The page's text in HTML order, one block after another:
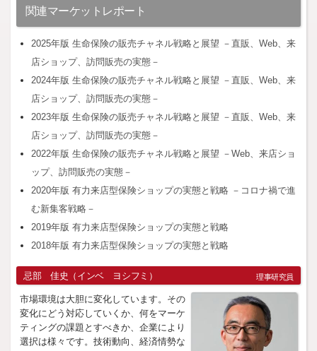
関連マーケットレポート
2025年版 生命保険の販売チャネル戦略と展望 －直販、Web、来
店ショップ、訪問販売の実態－
2024年版 生命保険の販売チャネル戦略と展望 －直販、Web、来
店ショップ、訪問販売の実態－
2023年版 生命保険の販売チャネル戦略と展望 －直販、Web、来
店ショップ、訪問販売の実態－
2022年版 生命保険の販売チャネル戦略と展望 －Web、来店ショ
ップ、訪問販売の実態－
2020年版 有力来店型保険ショップの実態と戦略 －コロナ禍で進
む新集客戦略－
2019年版 有力来店型保険ショップの実態と戦略
2018年版 有力来店型保険ショップの実態と戦略
忌部 佳史（インベ ヨシフミ） 理事研究員
市場環境は大胆に変化しています。その
変化にどう対応していくか、何をマーケ
ティングの課題とすべきか、企業により
選択は様々です。技術動向、経済情勢な